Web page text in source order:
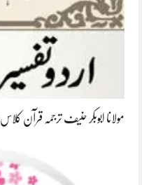
مولانا ابوبکر حنیف ترجمہ قرآن کلاس 2023-05-01